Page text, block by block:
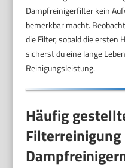
Dampfreinigerfilter kein
bemerkbar macht.
die Filter, sobald die ersten
sicherst du eine lange
Reinigungsleistung.
Häufig
Filterreinigung